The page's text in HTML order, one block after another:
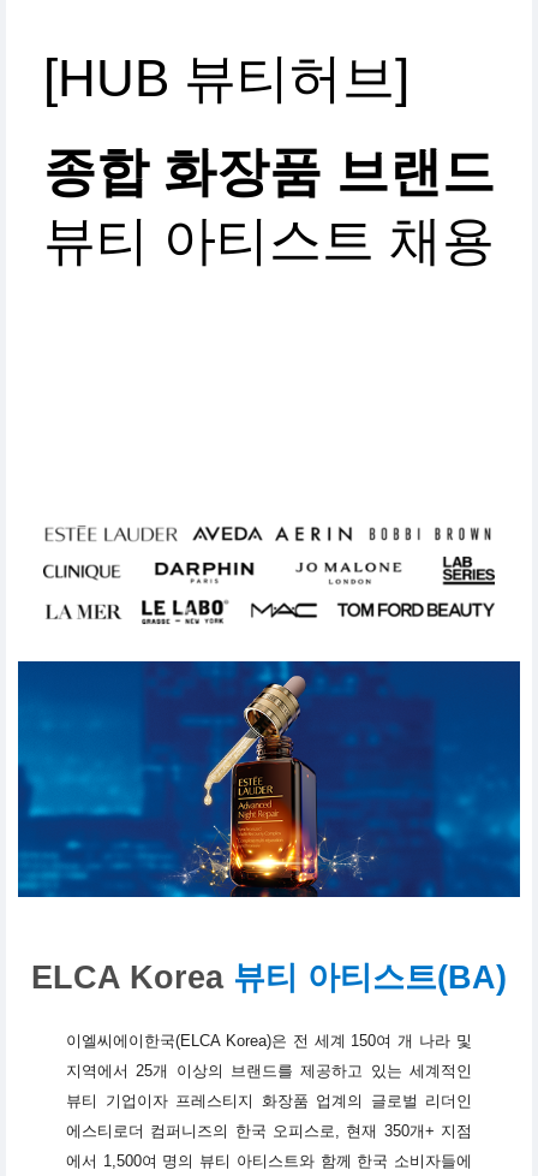
[HUB 뷰티허브]
종합 화장품 브랜드
뷰티 아티스트 채용
ELCA Korea 뷰티 아티스트(BA)
이엘씨에이한국(ELCA Korea)은 전 세계 150여 개 나라 및
지역에서 25개 이상의 브랜드를 제공하고 있는 세계적인
뷰티 기업이자 프레스티지 화장품 업계의 글로벌 리더인
에스티로더 컴퍼니즈의 한국 오피스로, 현재 350개+ 지점
에서 1,500여 명의 뷰티 아티스트와 함께 한국 소비자들에